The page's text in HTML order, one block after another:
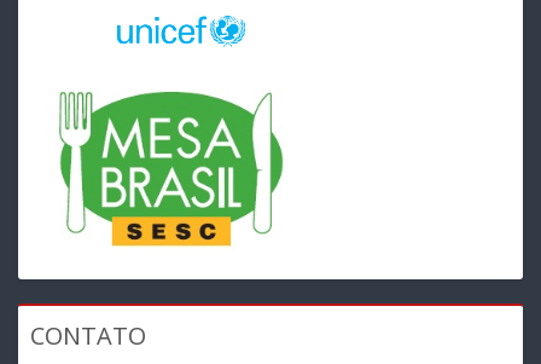
CONTATO